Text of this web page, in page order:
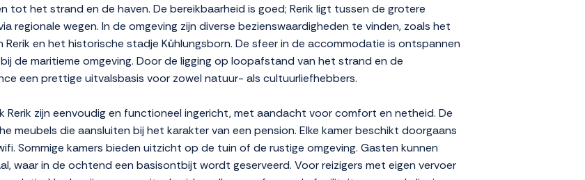
tot het strand en de haven. De bereikbaarheid is goed; Rerik ligt tussen de grotere
regionale wegen. In de omgeving zijn diverse bezienswaardigheden te vinden, zoals het
en het historische stadje Kühlungsborn. De sfeer in de accommodatie is ontspannen
de maritieme omgeving. Door de ligging op loopafstand van het strand en de
een prettige uitvalsbasis voor zowel natuur- als cultuurliefhebbers.
Rerik zijn eenvoudig en functioneel ingericht, met aandacht voor comfort en netheid. De
meubels die aansluiten bij het karakter van een pension. Elke kamer beschikt doorgaans
Sommige kamers bieden uitzicht op de tuin of de rustige omgeving. Gasten kunnen
waar in de ochtend een basisontbijt wordt geserveerd. Voor reizigers met eigen vervoer